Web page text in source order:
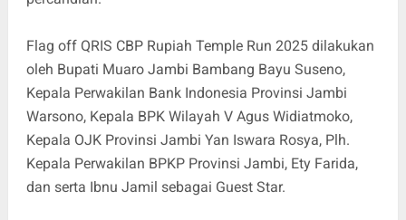
Flag off QRIS CBP Rupiah Temple Run 2025 dilakukan
oleh Bupati Muaro Jambi Bambang Bayu Suseno,
Kepala Perwakilan Bank Indonesia Provinsi Jambi
Warsono, Kepala BPK Wilayah V Agus Widiatmoko,
Kepala OJK Provinsi Jambi Yan Iswara Rosya, Plh.
Kepala Perwakilan BPKP Provinsi Jambi, Ety Farida,
dan serta Ibnu Jamil sebagai Guest Star.